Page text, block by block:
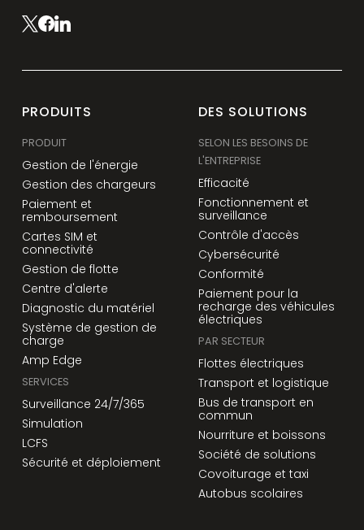
PRODUITS
PRODUIT
Gestion de l'énergie
Gestion des chargeurs
Paiement et
remboursement
Cartes SIM et
connectivité
Gestion de flotte
Centre d'alerte
Diagnostic du matériel
Système de gestion de
charge
Amp Edge
SERVICES
Surveillance 24/7/365
Simulation
LCFS
Sécurité et déploiement
DES SOLUTIONS
SELON LES BESOINS DE
L'ENTREPRISE
Efficacité
Fonctionnement et
surveillance
Contrôle d'accès
Cybersécurité
Conformité
Paiement pour la
recharge des véhicules
électriques
PAR SECTEUR
Flottes électriques
Transport et logistique
Bus de transport en
commun
Nourriture et boissons
Société de solutions
Covoiturage et taxi
Autobus scolaires